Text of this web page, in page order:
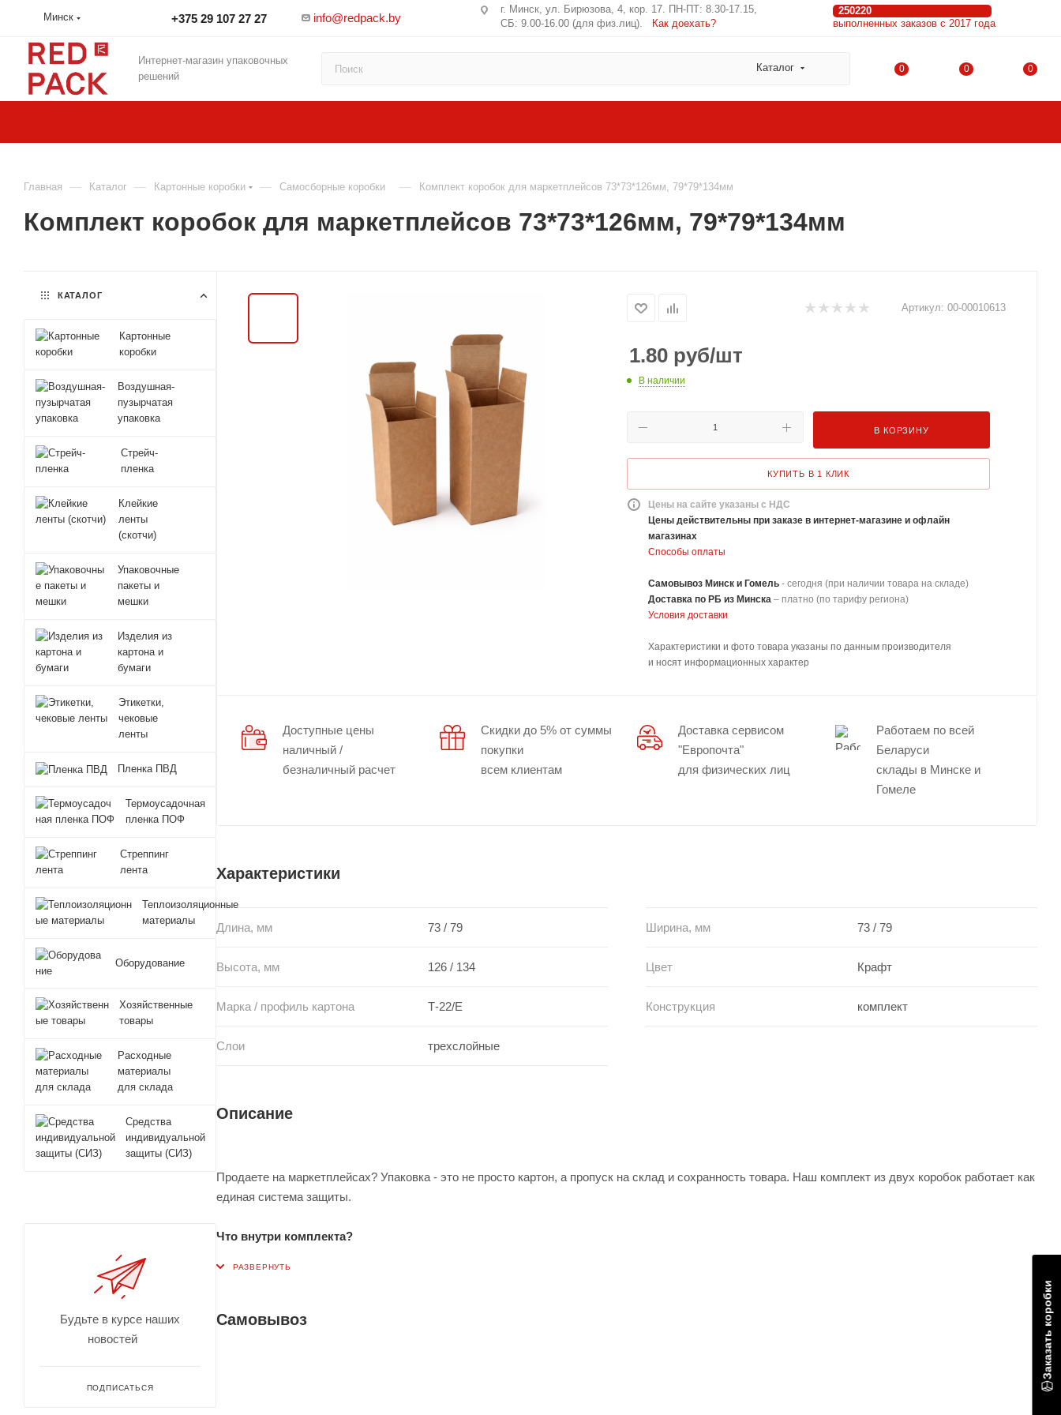
Минск +375 29 107 27 27 info@redpack.by
г. Минск, ул. Бирюзова, 4, кор. 17. ПН-ПТ: 8.30-17.15,
СБ: 9.00-16.00 (для физ.лиц). Как доехать?
250220
выполненных заказов с 2017 года
Интернет-магазин упаковочных
решений
Каталог 0 0 0
Главная — Каталог — Картонные коробки — Самосборные коробки — Комплект коробок для маркетплейсов 73*73*126мм, 79*79*134мм
Комплект коробок для маркетплейсов 73*73*126мм, 79*79*134мм
Артикул: 00-00010613
1.80 руб/шт
В наличии
В КОРЗИНУ
КУПИТЬ В 1 КЛИК
Цены на сайте указаны с НДС
Цены действительны при заказе в интернет-магазине и офлайн
магазинах
Способы оплаты
Самовывоз Минск и Гомель - сегодня (при наличии товара на складе)
Доставка по РБ из Минска – платно (по тарифу региона)
Условия доставки
Характеристики и фото товара указаны по данным производителя
и носят информационных характер
Доступные цены
наличный /
безналичный расчет
Скидки до 5% от суммы
покупки
всем клиентам
Доставка сервисом
"Европочта"
для физических лиц
Работаем по всей
Беларуси
склады в Минске и
Гомеле
Характеристики
Длина, мм 73 / 79 Ширина, мм 73 / 79
Высота, мм 126 / 134 Цвет Крафт
Марка / профиль картона Т-22/Е Конструкция комплект
Слои трехслойные
Описание
Продаете на маркетплейсах? Упаковка - это не просто картон, а пропуск на склад и сохранность товара. Наш комплект из двух коробок работает как
единая система защиты.
Что внутри комплекта?
Внешняя коробка 79*79*134 мм
Самовывоз
КАТАЛОГ
Картонные
коробки
Воздушная-
пузырчатая
упаковка
Стрейч-
пленка
Клейкие
ленты
(скотчи)
Упаковочные
пакеты и
мешки
Изделия из
картона и
бумаги
Этикетки,
чековые
ленты
Пленка ПВД
Термоусадочная
пленка ПОФ
Стреппинг
лента
Теплоизоляционные
материалы
Оборудование
Хозяйственные
товары
Расходные
материалы
для склада
Средства
индивидуальной
защиты (СИЗ)
Будьте в курсе наших
новостей
ПОДПИСАТЬСЯ
Заказать коробки